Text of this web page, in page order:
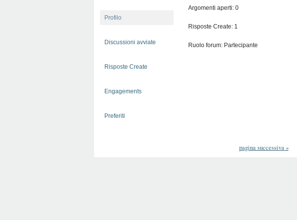
Profilo
Discussioni avviate
Risposte Create
Engagements
Preferiti
Argomenti aperti: 0
Risposte Create: 1
Ruolo forum: Partecipante
pagina successiva»